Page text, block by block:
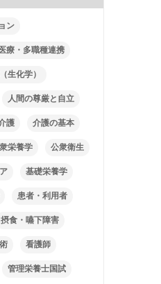
ン
療・多職種連携
生化学）
人間の尊厳と自立
護 介護の基本
栄養学 公衆衛生
基礎栄養学
患者・利用者
摂食・嚥下障害
看護師
管理栄養士国試